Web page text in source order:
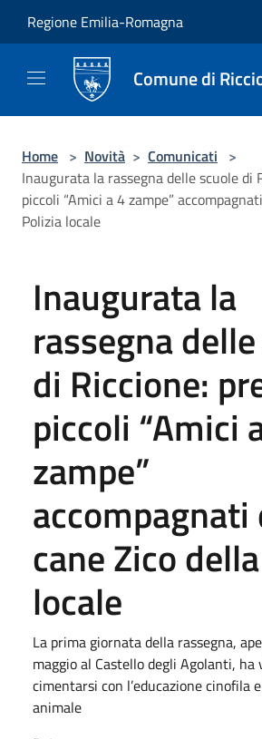
Regione Emilia-Romagna
Comune di
Home > Novità > Comunicati >
Inaugurata la rassegna delle scuole di
piccoli “Amici a 4 zampe”
Polizia locale
Inaugurata la
rassegna
di Riccione:
piccoli “Amici
zampe”
accompagnati
cane Zico
locale
La prima giornata della rassegna,
maggio al Castello degli Agolanti, ha
cimentarsi con l’educazione cinofila
animale